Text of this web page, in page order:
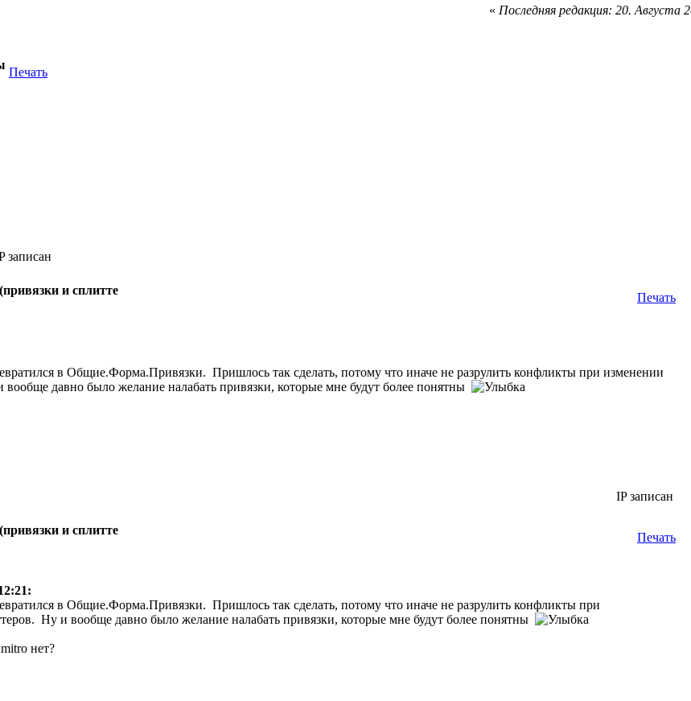
« Последняя редакция: 20. Августа
Печать
записан
и сплитте
Печать
в Общие.Форма.Привязки. Пришлось так сделать, потому что иначе не разрулить конфликты при изменении
давно было желание налабать привязки, которые мне будут более понятны
IP записан
и сплитте
Печать
в Общие.Форма.Привязки. Пришлось так сделать, потому что иначе не разрулить конфликты при
Ну и вообще давно было желание налабать привязки, которые мне будут более понятны
нет?